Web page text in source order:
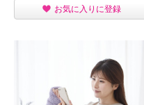
お気に入りに登録